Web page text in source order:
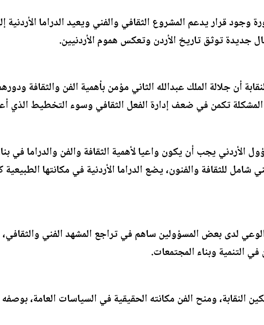
وجود قرار يدعم المشروع الثقافي والفني ويعيد الدراما الأردنية
جديدة توثق تاريخ الأردن وتعكس هموم الأردنيين.
أن جلالة الملك عبدالله الثاني مؤمن بأهمية الفن والثقافة
تكمن في ضعف إدارة الفعل الثقافي وسوء التخطيط الذي
الأردني يجب أن يكون واعيا لأهمية الثقافة والفن والدراما في
للثقافة والفنون، يضع الدراما الأردنية في مكانتها
لدى بعض المسؤولين ساهم في تراجع المشهد الفني
في التنمية وبناء المجتمعات.
النقابة، ومنح الفن مكانته الحقيقية في السياسات العامة، بوصفه